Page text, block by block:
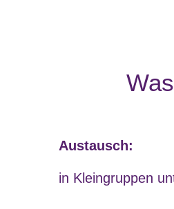
Austausch:
in Kleingruppen